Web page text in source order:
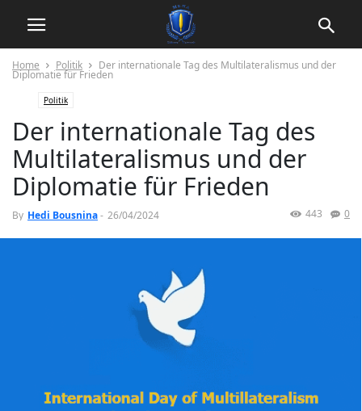
Home Politik Der internationale Tag des Multilateralismus und der
Diplomatie für Frieden
Politik
Der internationale Tag des
Multilateralismus und der
Diplomatie für Frieden
By Hedi Bousnina- 26/04/2024 0
443